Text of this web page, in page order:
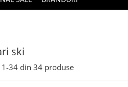
ski
1-34 din 34 produse